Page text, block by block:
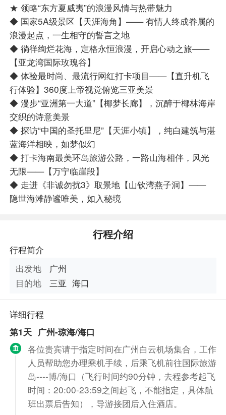
★ 领略“东方夏威夷”的浪漫风情与热带魅力
◆ 国家5A级景区【天涯海角】—— 有情人终成眷属的
浪漫起点，一生相守的誓言之地
◆ 徜徉绚烂花海，定格永恒浪漫，开启心动之旅——
【亚龙湾国际玫瑰谷】
◆ 体验最时尚、最流行网红打卡项目——【直升机飞
行体验】360度上帝视觉俯览三亚美景
◆ 漫步“亚洲第一大道”【椰梦长廊】，沉醉于椰林海岸
交织的诗意美景
◆ 探访“中国的圣托里尼”【天涯小镇】，纯白建筑与湛
蓝海洋相映，如梦似幻
◆ 打卡海南最美环岛旅游公路，一路山海相伴，风光
无限——【万宁临崖段】
◆ 走进《非诚勿扰3》取景地【山钦湾燕子洞】——
隐世海滩静谧唯美，如入秘境
行程介绍
行程简介
出发地
广州
目的地
三亚 海口
详细行程
第1天 广州-琼海/海口
各位贵宾请于指定时间在广州白云机场集合，工作
人员帮助您办理乘机手续，后乘飞机前往国际旅游
岛----博/海口（飞行时间约90分钟，去程参考起飞
时间：20:00-23:59之间起飞，不能指定，具体航
班出票后告知），导游接团后入住酒店。